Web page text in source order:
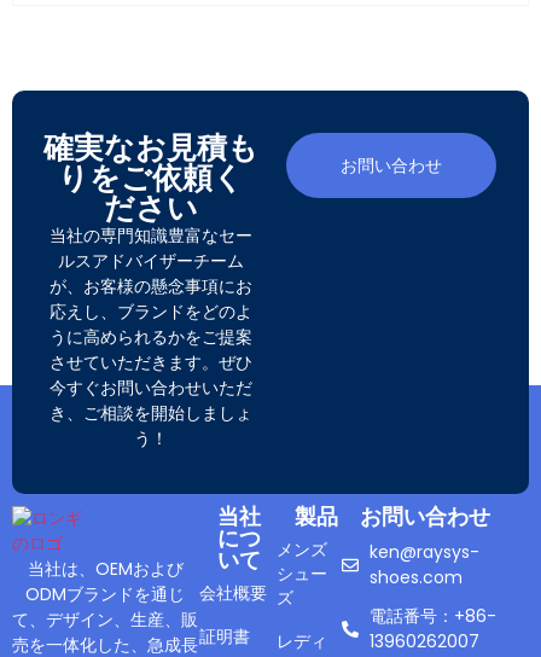
確実なお見積も
りをご依頼く
ださい
当社の専門知識豊富なセー
ルスアドバイザーチーム
が、お客様の懸念事項にお
応えし、ブランドをどのよ
うに高められるかをご提案
させていただきます。ぜひ
今すぐお問い合わせいただ
き、ご相談を開始しましょ
う！
お問い合わせ
当社は、OEMおよび
ODMブランドを通じ
て、デザイン、生産、販
売を一体化した、急成長
当社
につ
いて
会社概要
証明書
製品
メンズ
シュー
ズ
レディ
お問い合わせ
ken@raysys-
shoes.com
電話番号：+86-
13960262007